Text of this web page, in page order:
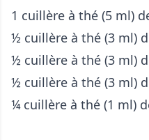
1 cuillère à thé (5 ml)
½ cuillère à thé (3 ml)
½ cuillère à thé (3 ml)
½ cuillère à thé (3 ml)
¼ cuillère à thé (1 ml)